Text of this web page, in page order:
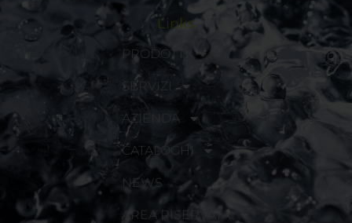
Links
PRODOTTI
SERVIZI
AZIENDA
CATALOGHI
NEWS
AREA RISERVATA